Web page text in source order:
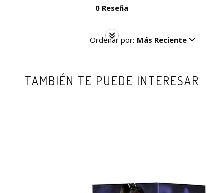
0 Reseña
Ordenar por: Más Reciente
TAMBIÉN TE PUEDE INTERESAR